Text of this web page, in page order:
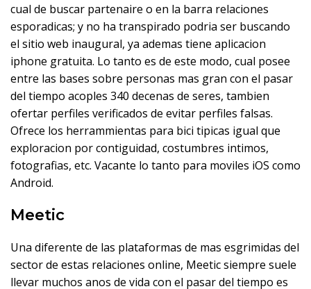
cual de buscar partenaire o en la barra relaciones
esporadicas; y no ha transpirado podri­a ser buscando
el sitio web inaugural, ya ademas tiene aplicacion
iphone gratuita. Lo tanto es de este modo, cual posee
entre las bases sobre personas mas gran con el pasar
del tiempo acoples 340 decenas de seres, tambien
ofertar perfiles verificados de evitar perfiles falsas.
Ofrece los herrammientas para bici tipicas igual que
exploracion por contiguidad, costumbres intimos,
fotografias, etc. Vacante lo tanto para moviles iOS como
Android.
Meetic
Una diferente de las plataformas de mas esgrimidas del
sector de estas relaciones online, Meetic siempre suele
llevar muchos anos de vida con el pasar del tiempo es